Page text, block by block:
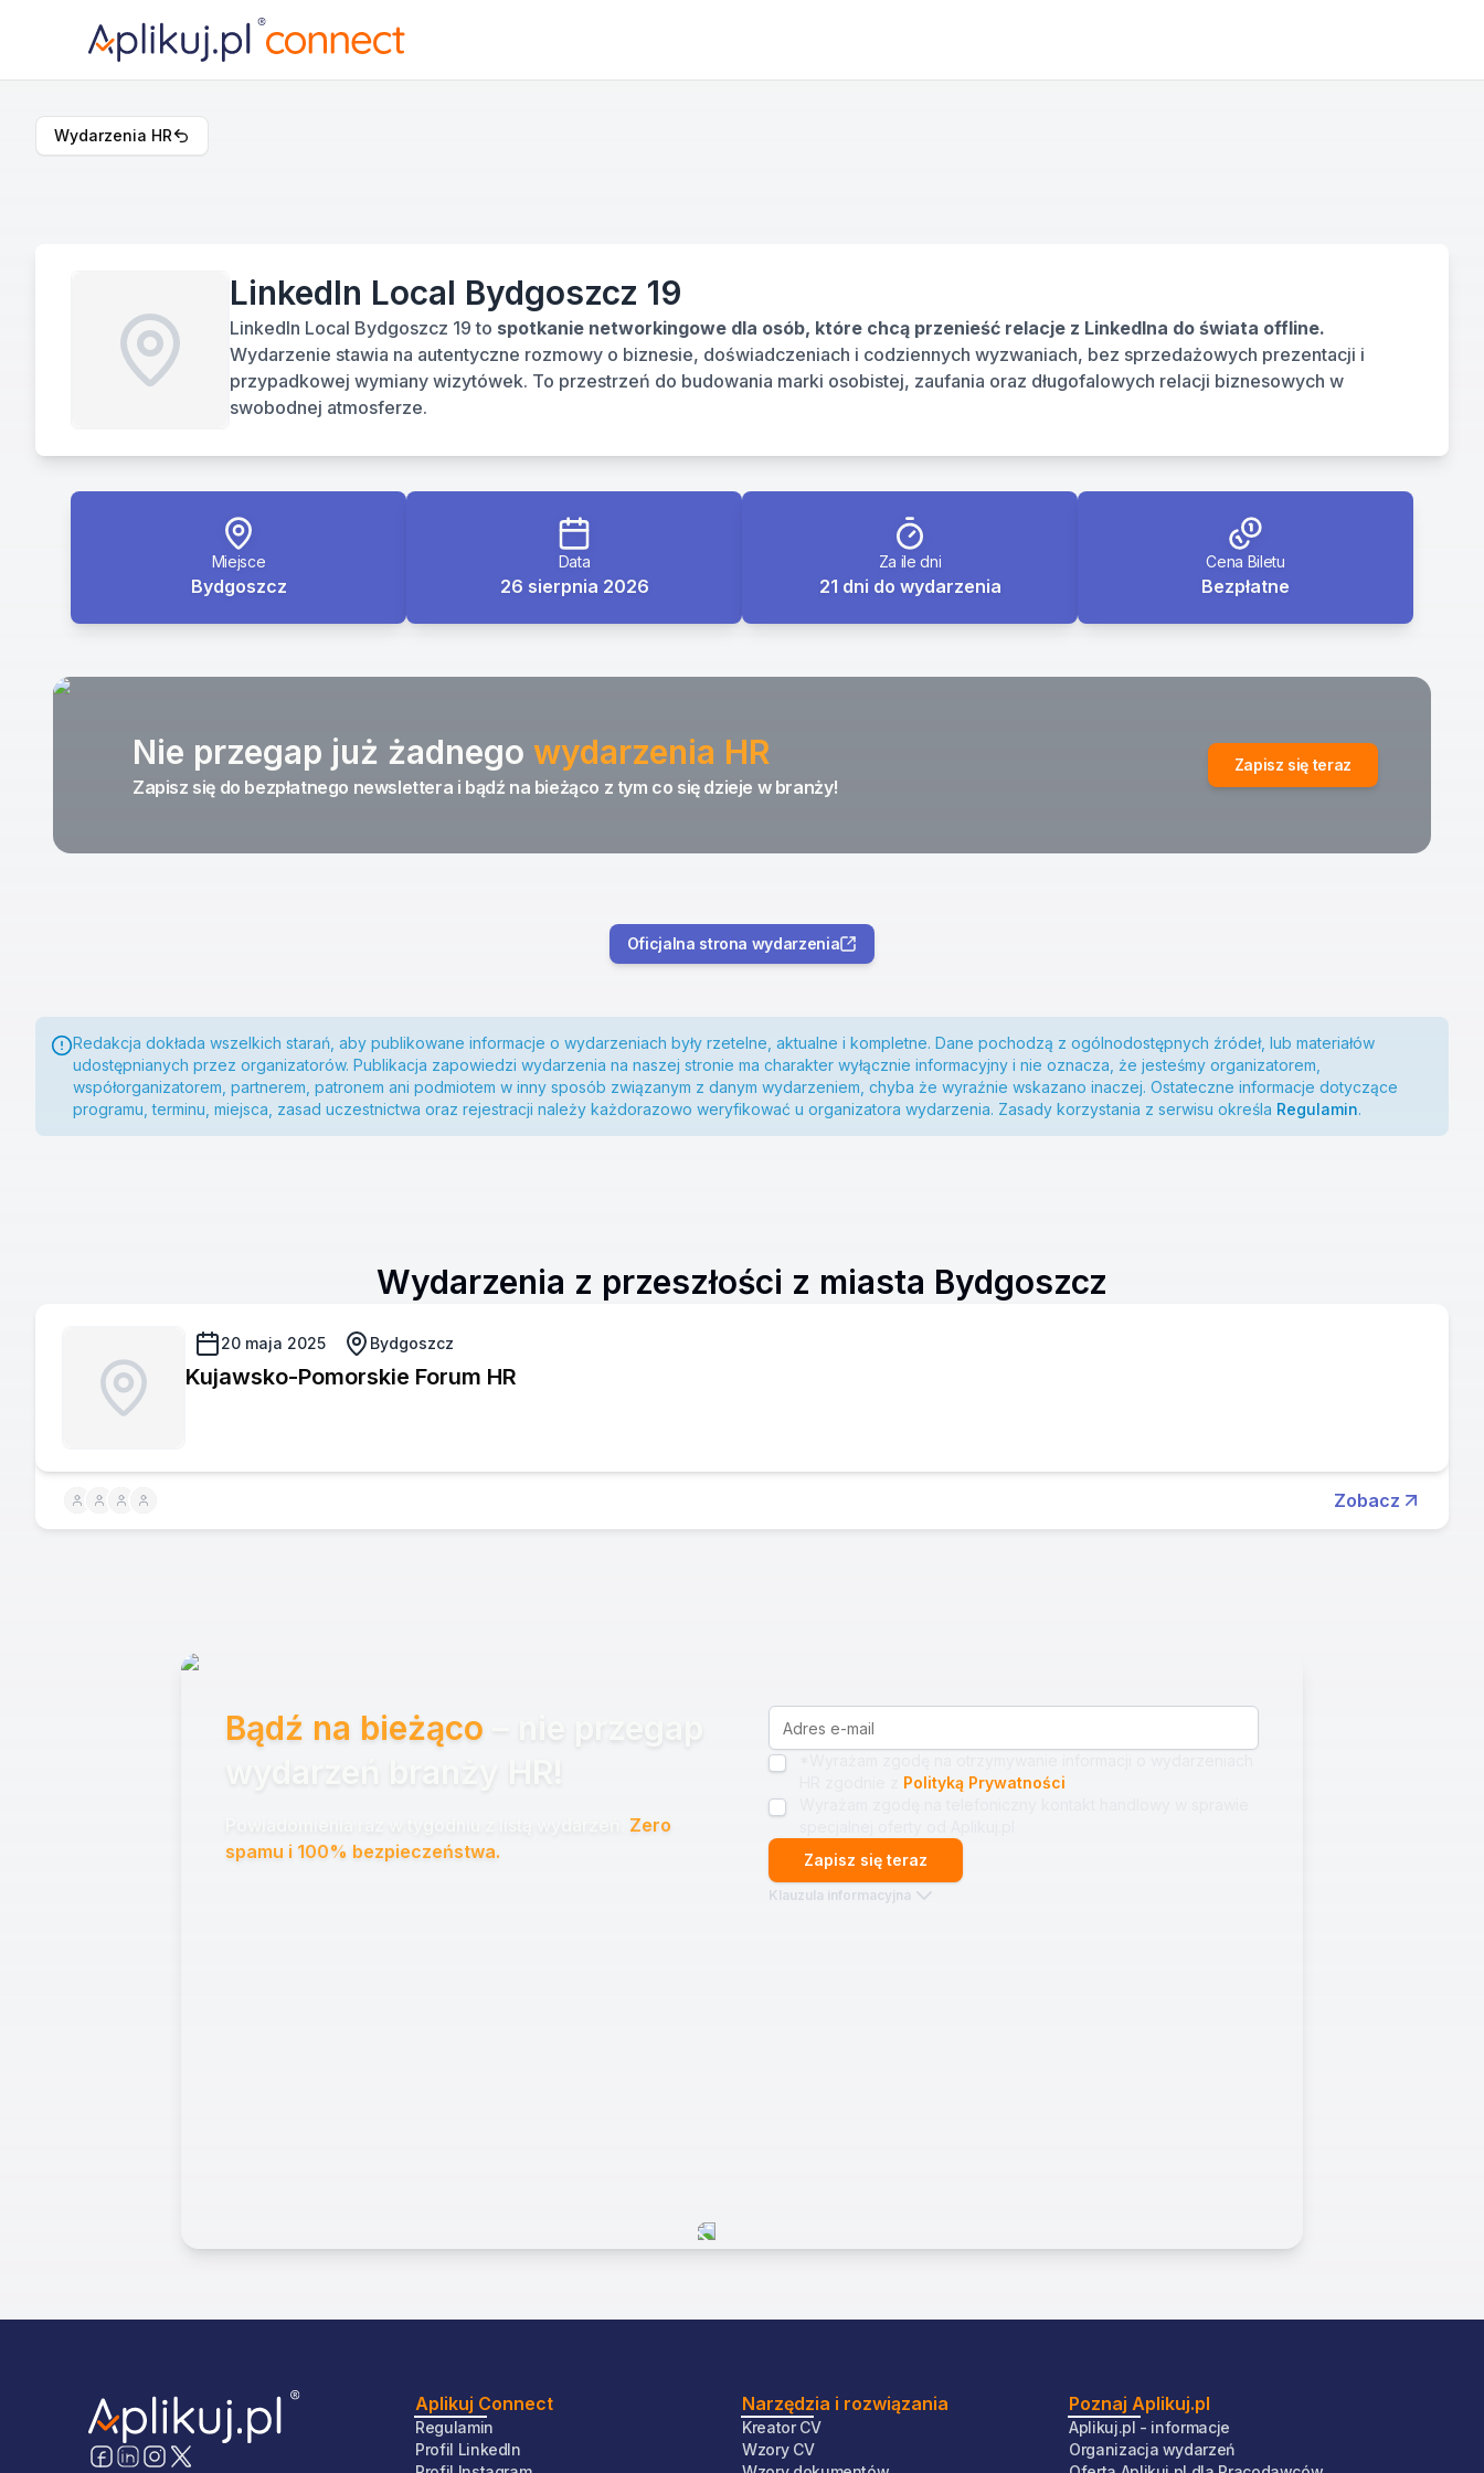
Wydarzenia HR
LinkedIn Local Bydgoszcz 19
LinkedIn Local Bydgoszcz 19 to
Wydarzenie stawia na autentyczne rozmowy o biznesie, doświadczeniach i codziennych wyzwaniach, bez sprzedażowych prezentacji i
przypadkowej wymiany wizytówek. To przestrzeń do budowania marki osobistej, zaufania oraz długofalowych relacji biznesowych w
swobodnej atmosferze.
Miejsce
Bydgoszcz
Data
26 sierpnia 2026
Za ile dni
21 dni do wydarzenia
Cena Biletu
Bezpłatne
Nie przegap już żadnego wydarzenia HR
Zapisz się do bezpłatnego newslettera i bądź na bieżąco z tym co się dzieje w branży!
Zapisz się teraz
Oficjalna strona wydarzenia
Redakcja dokłada wszelkich starań, aby publikowane informacje o wydarzeniach były rzetelne, aktualne i kompletne. Dane pochodzą z ogólnodostępnych źródeł, lub materiałów
udostępnianych przez organizatorów. Publikacja zapowiedzi wydarzenia na naszej stronie ma charakter wyłącznie informacyjny i nie oznacza, że jesteśmy organizatorem,
współorganizatorem, partnerem, patronem ani podmiotem w inny sposób związanym z danym wydarzeniem, chyba że wyraźnie wskazano inaczej. Ostateczne informacje dotyczące
programu, terminu, miejsca, zasad uczestnictwa oraz rejestracji należy każdorazowo weryfikować u organizatora wydarzenia. Zasady korzystania z serwisu określa Regulamin.
Wydarzenia z przeszłości z miasta Bydgoszcz
20 maja 2025 Bydgoszcz
Kujawsko-Pomorskie Forum HR
Zobacz
Bądź na bieżąco
wydarzeń branży HR!
Zero
spamu i 100% bezpieczeństwa.
Polityką Prywatności
Zapisz się teraz
Klauzula informacyjna
Aplikuj Connect
Regulamin
Profil LinkedIn
Narzędzia i rozwiązania
Kreator CV
Wzory CV
Poznaj Aplikuj.pl
Aplikuj.pl - informacje
Organizacja wydarzeń